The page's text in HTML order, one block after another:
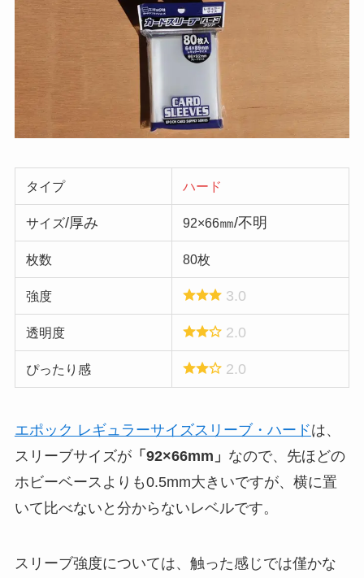
タイプ ハード
サイズ/厚み 92×66㎜/不明
枚数 80枚
強度 3.0
透明度 2.0
ぴったり感 2.0
エポック レギュラーサイズスリーブ・ハードは、
スリーブサイズが「92×66mm」 なので、先ほどの
ホビーベースよりも0.5mm大きいですが、横に置
いて比べないと分からないレベルです。
スリーブ強度については、触った感じでは僅かな